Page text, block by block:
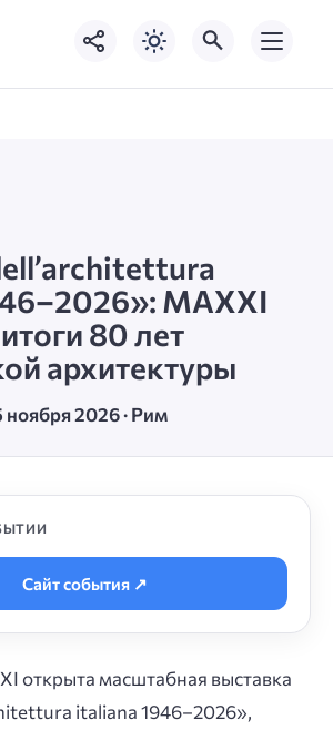
MAXXI
80 лет
архитектуры
2026 · Рим
открыта масштабная выставка
italiana 1946–2026»,
Сайт события ↗